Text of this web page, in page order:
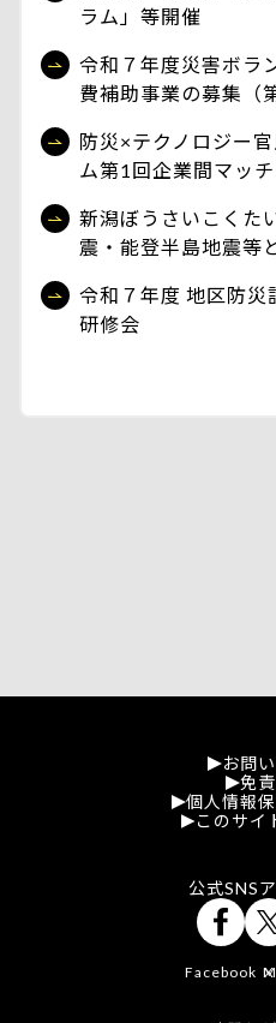
ラム」等開催
令和７年度災害ボラ
費補助事業の募集（
防災×テクノロジー
ム第1回企業間マッ
新潟ぼうさいこくた
震・能登半島地震等
令和７年度 地区防災
研修会
お問
免
個人情報
このサイ
公式SNS
Facebook X